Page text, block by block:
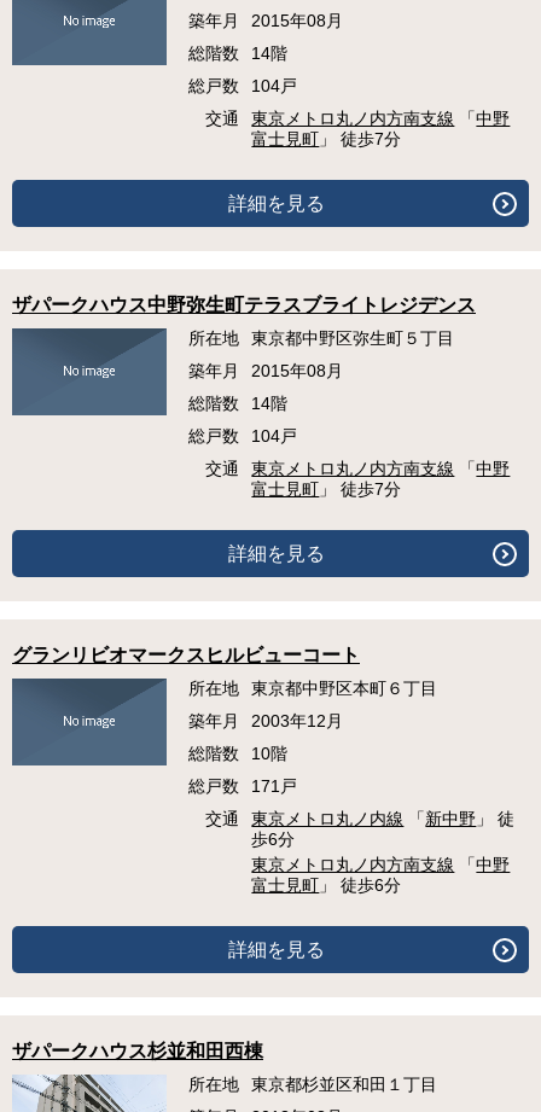
築年月
2015年08月
総階数
14階
総戸数
104戸
交通
東京メトロ丸ノ内方南支線 「中野
富士見町 」 徒歩7分
詳細を見る
ザパークハウス中野弥生町テラスブライトレジデンス
所在地
東京都中野区弥生町５丁目
築年月
2015年08月
総階数
14階
総戸数
104戸
交通
東京メトロ丸ノ内方南支線 「中野
富士見町 」 徒歩7分
詳細を見る
グランリビオマークスヒルビューコート
所在地
東京都中野区本町６丁目
築年月
2003年12月
総階数
10階
総戸数
171戸
交通
東京メトロ丸ノ内線 「新中野 」 徒
歩6分
東京メトロ丸ノ内方南支線 「中野
富士見町 」 徒歩6分
詳細を見る
ザパークハウス杉並和田西棟
所在地
東京都杉並区和田１丁目